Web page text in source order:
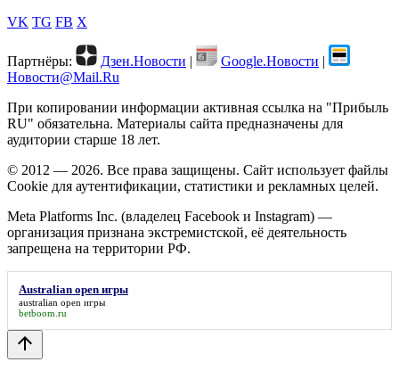
VK TG FB X
Партнёры: Дзен.Новости | Google.Новости |
Новости@Mail.Ru
При копировании информации активная ссылка на "Прибыль
RU" обязательна. Материалы сайта предназначены для
аудитории старше 18 лет.
© 2012 — 2026. Все права защищены. Сайт использует файлы
Cookie для аутентификации, статистики и рекламных целей.
Meta Platforms Inc. (владелец Facebook и Instagram) —
организация признана экстремистской, её деятельность
запрещена на территории РФ.
Australian open игры
australian open игры
betboom.ru
arrow_upward